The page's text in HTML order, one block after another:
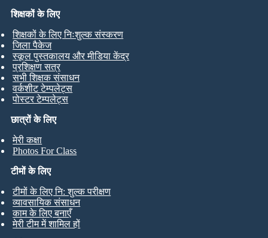
छात्रों के लिए
मेरी कक्षा
Photos For Class
शिक्षकों के लिए
शिक्षकों के लिए निःशुल्क संस्करण
जिला पैकेज
स्कूल पुस्तकालय और मीडिया केंद्र
प्रशिक्षण सत्र
सभी शिक्षक संसाधन
वर्कशीट टेम्पलेट्स
पोस्टर टेम्पलेट्स
टीमों के लिए
टीमों के लिए नि: शुल्क परीक्षण
व्यावसायिक संसाधन
काम के लिए बनाएँ
मेरी टीम में शामिल हों